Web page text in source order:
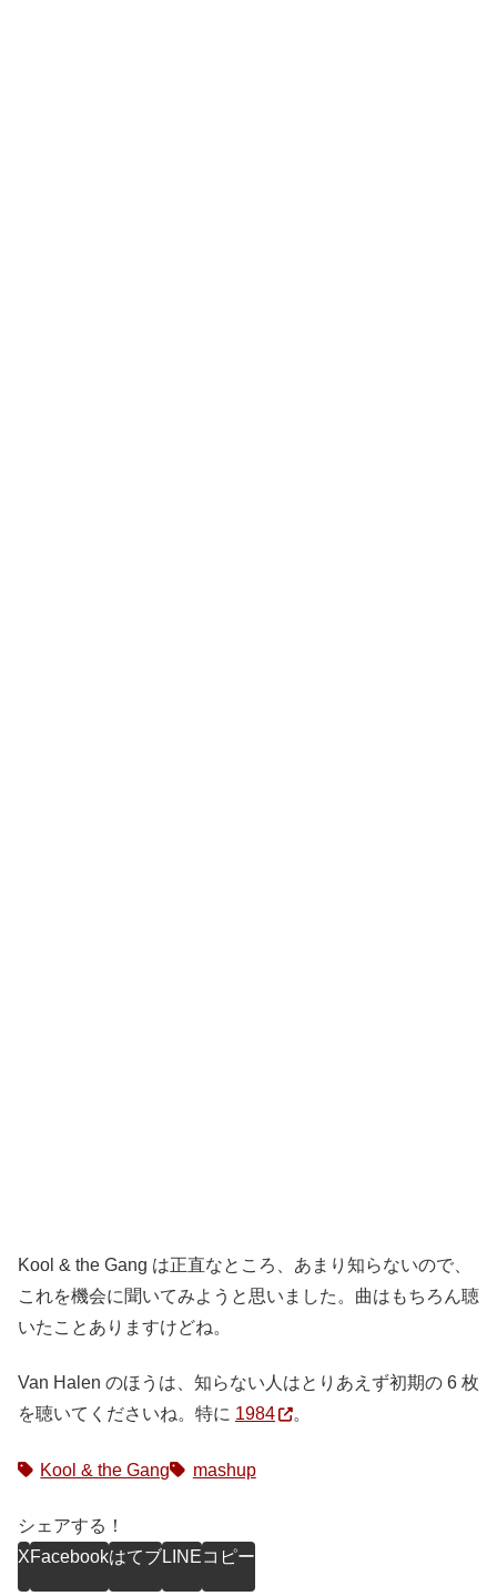
Kool & the Gang は正直なところ、あまり知らないので、
これを機会に聞いてみようと思いました。曲はもちろん聴
いたことありますけどね。
Van Halen のほうは、知らない人はとりあえず初期の 6 枚
を聴いてくださいね。特に 1984 。
Kool & the Gang mashup
シェアする！
XFacebookはてブLINEコピー